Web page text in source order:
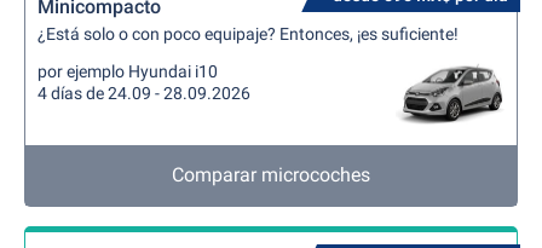
Minicompacto
¿Está solo o con poco equipaje? Entonces, ¡es suficiente!
por ejemplo Hyundai i10
4 días de 24.09 - 28.09.2026
Comparar microcoches